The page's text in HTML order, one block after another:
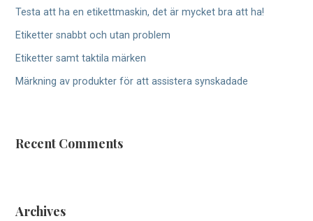
Testa att ha en etikettmaskin, det är mycket bra att ha!
Etiketter snabbt och utan problem
Etiketter samt taktila märken
Märkning av produkter för att assistera synskadade
Recent Comments
Archives